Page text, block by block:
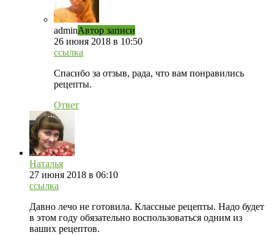
adminАвтор записи
26 июня 2018 в 10:50
ссылка
Спасибо за отзыв, рада, что вам понравились
рецепты.
Ответ
Наталья
27 июня 2018 в 06:10
ссылка
Давно лечо не готовила. Классные рецепты. Надо будет
в этом году обязательно воспользоваться одним из
ваших рецептов.